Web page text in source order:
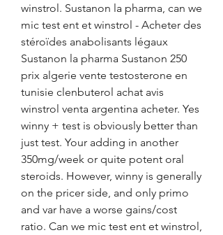
winstrol. Sustanon la pharma, can we
mic test ent et winstrol - Acheter des
stéroïdes anabolisants légaux
Sustanon la pharma Sustanon 250
prix algerie vente testosterone en
tunisie clenbuterol achat avis
winstrol venta argentina acheter. Yes
winny + test is obviously better than
just test. Your adding in another
350mg/week or quite potent oral
steroids. However, winny is generally
on the pricer side, and only primo
and var have a worse gains/cost
ratio. Can we mic test ent et winstrol,